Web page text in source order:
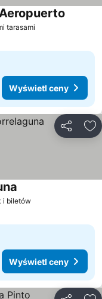
tarasami
Wyświetl ceny
i biletówWyświetl ceny
Wyświetl ceny